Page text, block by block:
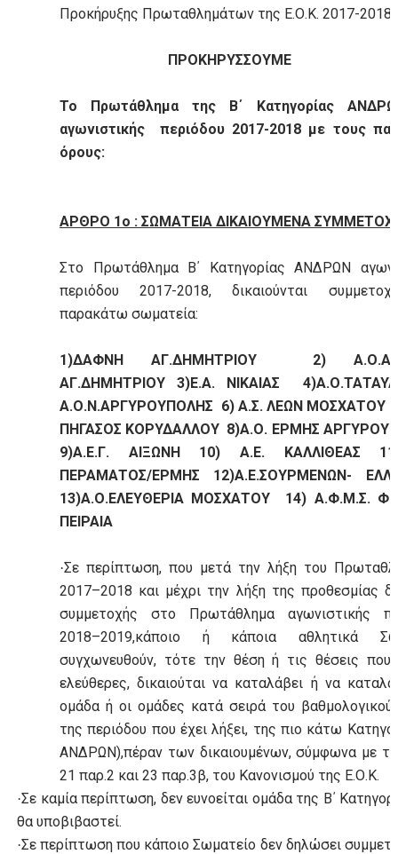
Προκήρυξης Πρωταθλημάτων της Ε.Ο.Κ. 2017-2018
ΠΡΟΚΗΡΥΣΣΟΥΜΕ
Το Πρωτάθλημα της Β΄ Κατηγορίας
αγωνιστικής περιόδου 2017-2018 με τους
όρους:
ΑΡΘΡΟ 1ο : ΣΩΜΑΤΕΙΑ ΔΙΚΑΙΟΥΜΕΝΑ
Στο Πρωτάθλημα Β΄ Κατηγορίας ΑΝΔΡΩΝ
περιόδου 2017-2018, δικαιούνται
παρακάτω σωματεία:
1)ΔΑΦΝΗ ΑΓ.ΔΗΜΗΤΡΙΟΥ 2)
ΑΓ.ΔΗΜΗΤΡΙΟΥ 3)Ε.Α. ΝΙΚΑΙΑΣ
Α.Ο.Ν.ΑΡΓΥΡΟΥΠΟΛΗΣ 6) Α.Σ. ΛΕΩΝ ΜΟΣΧΑΤΟΥ
ΠΗΓΑΣΟΣ ΚΟΡΥΔΑΛΛΟΥ 8)Α.Ο. ΕΡΜΗΣ
9)Α.Ε.Γ. ΑΙΞΩΝΗ 10) Α.Ε. ΚΑΛΛΙΘΕΑΣ
ΠΕΡΑΜΑΤΟΣ/ΕΡΜΗΣ 12)Α.Ε.ΣΟΥΡΜΕΝΩΝ-
13)Α.Ο.ΕΛΕΥΘΕΡΙΑ ΜΟΣΧΑΤΟΥ 14) Α.Φ.Μ.Σ.
ΠΕΙΡΑΙΑ
·Σε περίπτωση, που μετά την λήξη του
2017–2018 και μέχρι την λήξη της προθεσμίας
συμμετοχής στο Πρωτάθλημα αγωνιστικής
2018–2019,κάποιο ή κάποια αθλητικά
συγχωνευθούν, τότε την θέση ή τις θέσεις που
ελεύθερες, δικαιούται να καταλάβει ή να
ομάδα ή οι ομάδες κατά σειρά του βαθμολογικού
της περιόδου που έχει λήξει, της πιο κάτω
ΑΝΔΡΩΝ),πέραν των δικαιουμένων, σύμφωνα με
21 παρ.2 και 23 παρ.3β, του Κανονισμού της Ε.Ο.Κ.
·Σε καμία περίπτωση, δεν ευνοείται ομάδα της Β΄
θα υποβιβαστεί.
·Σε περίπτωση που κάποιο Σωματείο δεν δηλώσει